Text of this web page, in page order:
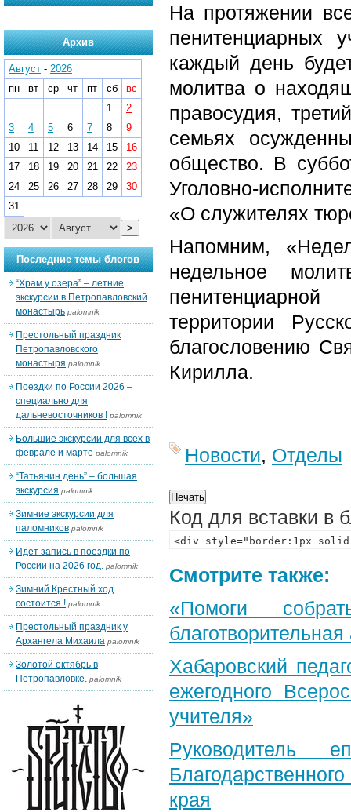
На протяжении
пенитенциарных
каждый день
молитва о
правосудия,
семьях
общество. В
Уголовно-
«О служителях
Напомним,
недельное
территории
благословению
Кирилла.
Новости, Отделы
Код для вставки в
Смотрите также:
«Помоги
Хабаровский
ежегодного
учителя»
Руководитель
края
Архив
Август - 2026
пн
вт ср чт пт сб
вс
1
2
3
4 5 6 7 8
9
10
11 12 13 14 15
16
17
18 19 20 21 22
23
24
25 26 27 28 29
30
31
>
Последние темы блогов
“Храм у озера” – летние
экскурсии в Петропавловский
монастырь palomnik
Престольный праздник
Петропавловского
монастыря palomnik
Поездки по России 2026 –
специально для
дальневосточников ! palomnik
Большие экскурсии для всех в
феврале и марте palomnik
“Татьянин день” – большая
экскурсия palomnik
Зимние экскурсии для
паломников palomnik
Идет запись в поездки по
России на 2026 год. palomnik
Зимний Крестный ход
состоится ! palomnik
Престольный праздник у
Архангела Михаила palomnik
Золотой октябрь в
Петропавловке. palomnik